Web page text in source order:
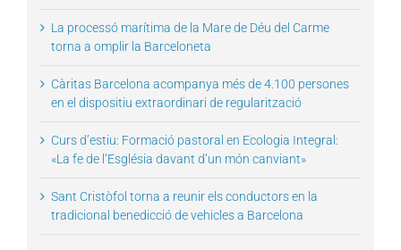
La processó marítima de la Mare de Déu del Carme
torna a omplir la Barceloneta
Càritas Barcelona acompanya més de 4.100 persones
en el dispositiu extraordinari de regularització
Curs d’estiu: Formació pastoral en Ecologia Integral:
«La fe de l’Església davant d’un món canviant»
Sant Cristòfol torna a reunir els conductors en la
tradicional benedicció de vehicles a Barcelona